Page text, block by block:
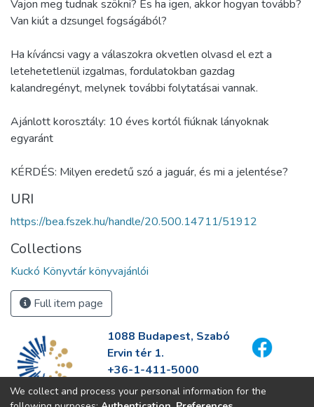
Vajon meg tudnak szökni? És ha igen, akkor hogyan tovább?
Van kiút a dzsungel fogságából?
Ha kíváncsi vagy a válaszokra okvetlen olvasd el ezt a
letehetetlenül izgalmas, fordulatokban gazdag
kalandregényt, melynek további folytatásai vannak.
Ajánlott korosztály: 10 éves kortól fiúknak lányoknak
egyaránt
KÉRDÉS: Milyen eredetű szó a jaguár, és mi a jelentése?
URI
https://bea.fszek.hu/handle/20.500.14711/51912
Collections
Kuckó Könyvtár könyvajánlói
Full item page
1088 Budapest, Szabó
Ervin tér 1.
+36-1-411-5000
info@fszek.hu
https://fszek.hu
We collect and process your personal information for the